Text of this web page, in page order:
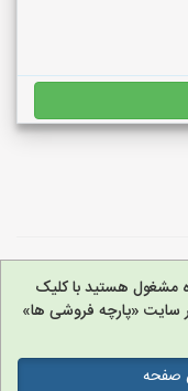
مشغول هستید با کلیک
سایت «پارچه فروشی ها»
صفحه